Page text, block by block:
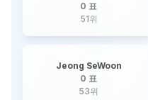
0 표
51위
Jeong SeWoon
0 표
53위